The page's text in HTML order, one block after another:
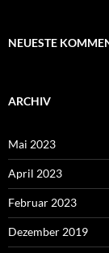
NEUESTE
ARCHIV
Mai 2023
April 2023
Februar 2023
Dezember 2019